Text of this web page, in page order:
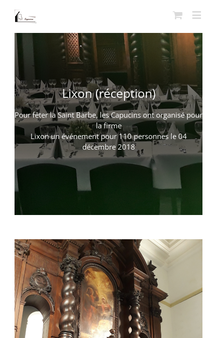
Lixon (réception)
Pour fêter la Saint Barbe, les Capucins ont organisé pour
la firme
Lixon un événement pour 110 personnes le 04
décembre 2018